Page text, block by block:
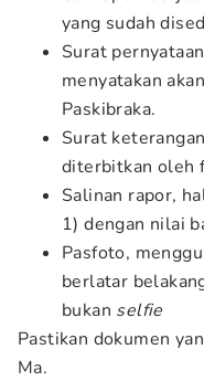
yang sudah
Surat
menyatakan
Paskibraka.
Surat
diterbitkan oleh
Salinan rapor,
1) dengan nilai
Pasfoto,
berlatar
bukan selfie
Pastikan dokumen
Ma.